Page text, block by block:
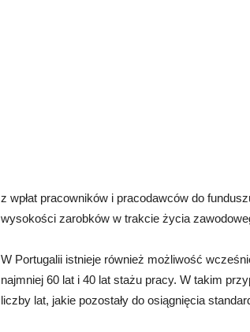
z wpłat pracowników i pracodawców do
wysokości zarobków w trakcie życia
W Portugalii istnieje również możliwość
najmniej 60 lat i 40 lat stażu pracy. W takim
liczby lat, jakie pozostały do osiągnięcia